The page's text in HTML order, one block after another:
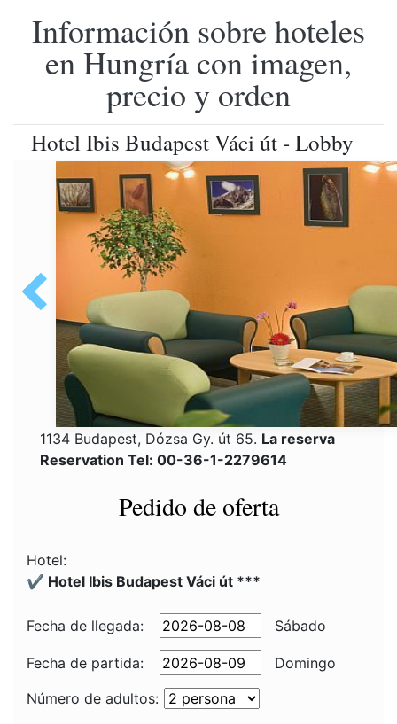
Información sobre hoteles
en Hungría con imagen,
precio y orden
Hotel Ibis Budapest Váci út - Lobby
1134 Budapest, Dózsa Gy. út 65. La reserva
Reservation Tel: 00-36-1-2279614
Pedido de oferta
Hotel:
✔️ Hotel Ibis Budapest Váci út ***
Fecha de llegada: Sábado
Fecha de partida:
Domingo
Número de adultos: